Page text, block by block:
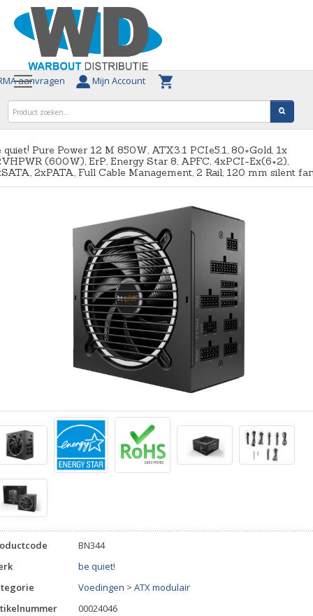
aanvragen Mijn Account
quiet! Pure Power 12 M 850W, ATX3.1 PCIe5.1, 80+Gold, 1x
(600W), ErP, Energy Star 8, APFC, 4xPCI-Ex(6+2),
2xPATA, Full Cable Management, 2 Rail, 120 mm silent
BN344
be quiet!
Voedingen > ATX modulair
00024046